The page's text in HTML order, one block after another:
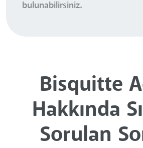
bulunabilirsiniz.
Bisquitte
Hakkında
Sorulan